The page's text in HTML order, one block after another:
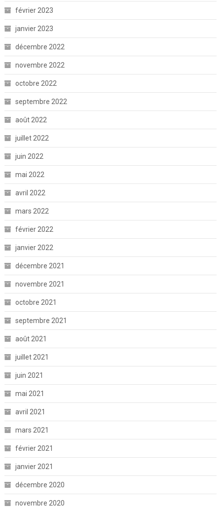
février 2023
janvier 2023
décembre 2022
novembre 2022
octobre 2022
septembre 2022
août 2022
juillet 2022
juin 2022
mai 2022
avril 2022
mars 2022
février 2022
janvier 2022
décembre 2021
novembre 2021
octobre 2021
septembre 2021
août 2021
juillet 2021
juin 2021
mai 2021
avril 2021
mars 2021
février 2021
janvier 2021
décembre 2020
novembre 2020